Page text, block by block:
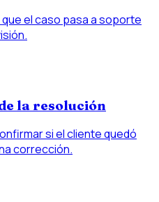
el caso pasa a soporte
la resolución
si el cliente quedó
corrección.